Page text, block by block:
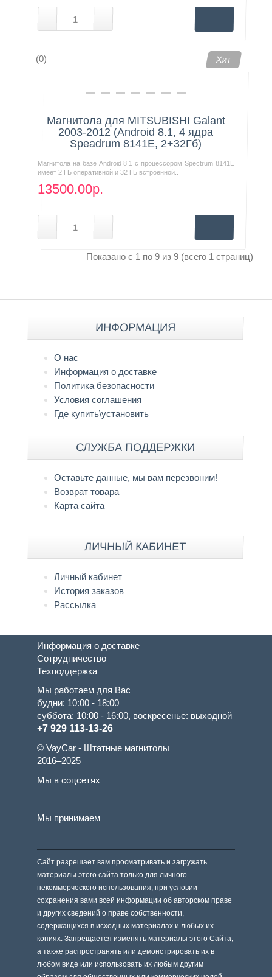
(0) Хит
Магнитола для MITSUBISHI Galant
2003-2012 (Android 8.1, 4 ядра
Speadrum 8141E, 2+32Гб)
Магнитола на базе Android 8.1 с процессором Spectrum 8141E
имеет 2 ГБ оперативной и 32 ГБ встроенной..
13500.00р.
Показано с 1 по 9 из 9 (всего 1 страниц)
ИНФОРМАЦИЯ
О нас
Информация о доставке
Политика безопасности
Условия соглашения
Где купить\установить
СЛУЖБА ПОДДЕРЖКИ
Оставьте данные, мы вам перезвоним!
Возврат товара
Карта сайта
ЛИЧНЫЙ КАБИНЕТ
Личный кабинет
История заказов
Рассылка
Информация о доставке
Сотрудничество
Техподдержка
Мы работаем для Вас
будни: 10:00 - 18:00
суббота: 10:00 - 16:00, воскресенье: выходной
+7 929 113-13-26
© VayCar - Штатные магнитолы
2016–2025
Мы в соцсетях
Мы принимаем
Сайт разрешает вам просматривать и загружать
материалы этого сайта только для личного
некоммерческого использования, при условии
сохранения вами всей информации об авторском праве
и других сведений о праве собственности,
содержащихся в исходных материалах и любых их
копиях. Запрещается изменять материалы этого Сайта,
а также распространять или демонстрировать их в
любом виде или использовать их любым другим